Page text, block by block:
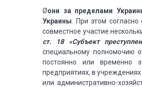
Øони за пределами
Украины . При этом
совместное участие
ст. 18 «Субъект
специальному полномочию
постоянно или временно
предприятиях, в
или административно-